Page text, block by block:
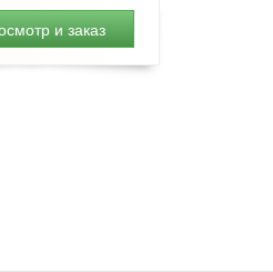
и заказ